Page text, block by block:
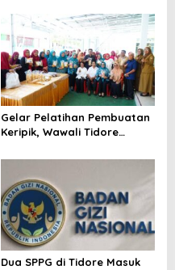
Percepat Pencacahan
SE2026
Gelar Pelatihan Pembuatan
Keripik, Wawali Tidore
Berkembang
Dua SPPG di Tidore Masuk